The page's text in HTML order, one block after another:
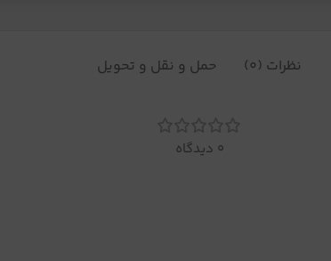
نظرات (0) حمل و نقل و تحویل
0 دیدگاه